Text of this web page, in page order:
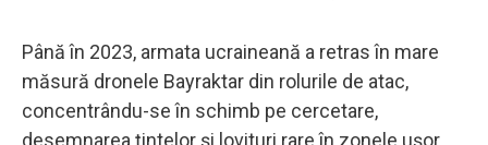
Până în 2023, armata ucraineană a retras în mare
măsură dronele Bayraktar din rolurile de atac,
concentrându-se în schimb pe cercetare,
desemnarea țintelor și lovituri rare în zonele ușor